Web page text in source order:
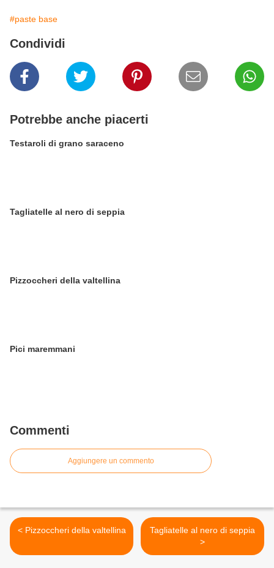
#paste base
Condividi
Potrebbe anche piacerti
Testaroli di grano saraceno
Tagliatelle al nero di seppia
Pizzoccheri della valtellina
Pici maremmani
Commenti
Aggiungere un commento
< Pizzoccheri della valtellina
Tagliatelle al nero di seppia
>